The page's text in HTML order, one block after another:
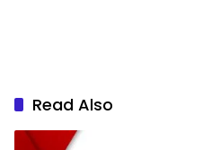
Read Also